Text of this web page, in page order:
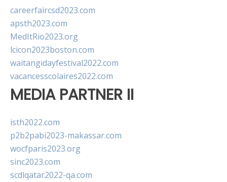
careerfaircsd2023.com
apsth2023.com
MedItRio2023.org
lcicon2023boston.com
waitangidayfestival2022.com
vacancesscolaires2022.com
MEDIA PARTNER II
isth2022.com
p2b2pabi2023-makassar.com
wocfparis2023.org
sinc2023.com
scdlqatar2022-qa.com